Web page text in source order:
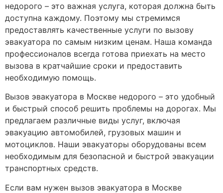
недорого – это важная услуга, которая должна быть
доступна каждому. Поэтому мы стремимся
предоставлять качественные услуги по вызову
эвакуатора по самым низким ценам. Наша команда
профессионалов всегда готова приехать на место
вызова в кратчайшие сроки и предоставить
необходимую помощь.
Вызов эвакуатора в Москве недорого – это удобный
и быстрый способ решить проблемы на дорогах. Мы
предлагаем различные виды услуг, включая
эвакуацию автомобилей, грузовых машин и
мотоциклов. Наши эвакуаторы оборудованы всем
необходимым для безопасной и быстрой эвакуации
транспортных средств.
Если вам нужен вызов эвакуатора в Москве